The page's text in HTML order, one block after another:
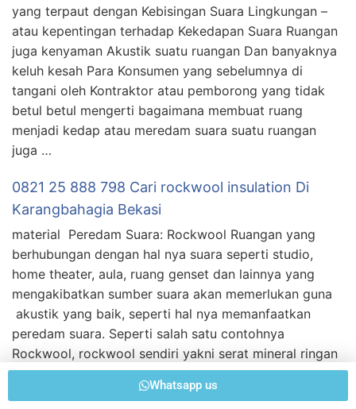
yang terpaut dengan Kebisingan Suara Lingkungan –
atau kepentingan terhadap Kekedapan Suara Ruangan
juga kenyaman Akustik suatu ruangan Dan banyaknya
keluh kesah Para Konsumen yang sebelumnya di
tangani oleh Kontraktor atau pemborong yang tidak
betul betul mengerti bagaimana membuat ruang
menjadi kedap atau meredam suara suatu ruangan
juga …
0821 25 888 798 Cari rockwool insulation Di
Karangbahagia Bekasi
material Peredam Suara: Rockwool Ruangan yang
berhubungan dengan hal nya suara seperti studio,
home theater, aula, ruang genset dan lainnya yang
mengakibatkan sumber suara akan memerlukan guna
akustik yang baik, seperti hal nya memanfaatkan
peredam suara. Seperti salah satu contohnya
Rockwool, rockwool sendiri yakni serat mineral ringan
yang terbuat dari material dasar bebatuan yang
Whatsapp us